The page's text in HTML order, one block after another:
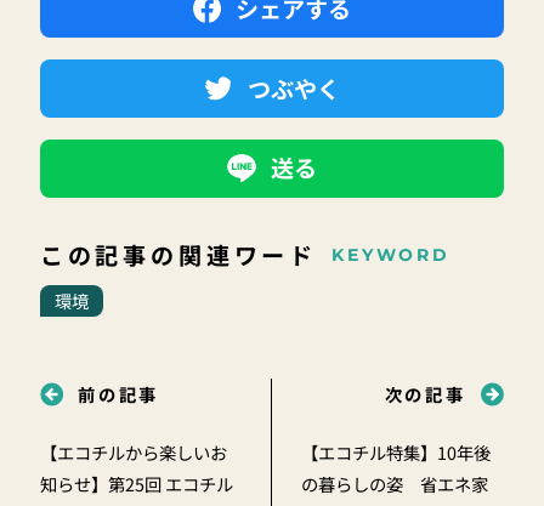
シェアする
つぶやく
送る
この記事の関連ワード KEYWORD
環境
前の記事
【エコチルから楽しいお
知らせ】第25回 エコチル
次の記事
【エコチル特集】10年後
の暮らしの姿 省エネ家